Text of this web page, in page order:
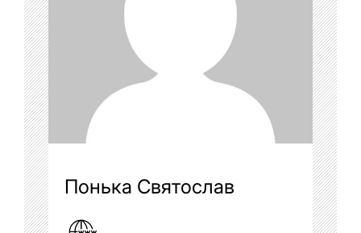
Понька Святослав